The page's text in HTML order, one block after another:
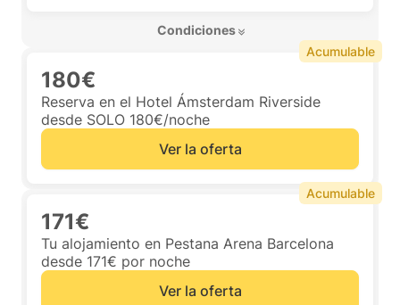
Condiciones
180€
Reserva en el Hotel Ámsterdam Riverside
desde SOLO 180€/noche
Ver la oferta
Acumulable
171€
Tu alojamiento en Pestana Arena Barcelona
desde 171€ por noche
Ver la oferta
Acumulable